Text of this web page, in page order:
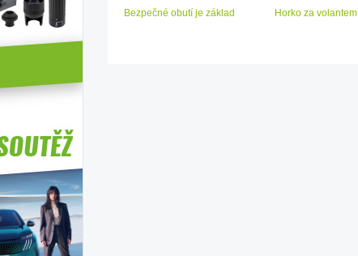
Bezpečné obutí je základ Horko za volantem